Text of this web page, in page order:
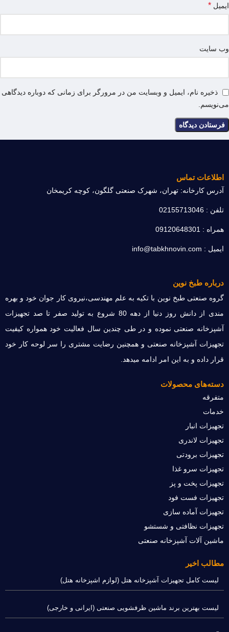
ایمیل *
وب‌ سایت
ذخیره نام، ایمیل و وبسایت من در مرورگر برای زمانی که دوباره دیدگاهی
می‌نویسم.
اطلاعات تماس
آدرس کارخانه: تهران، شهرک صنعتی گلگون، کوچه کریمخان
تلفن : 02155713046
همراه : 09120648301
ایمیل : info@tabkhnovin.com
درباره طبخ نوین
گروه صنعتی طبخ نوین با تکیه به علم مهندسی،نیروی کار جوان خود و بهره
مندی از دانش روز دنیا از دهه 80 شروع به تولید صفر تا صد تجهیزات
آشپزخانه صنعتی نموده و در طی چندین سال فعالیت خود همواره کیفیت
تجهیزات آشپزخانه صنعتی و همچنین رضایت مشتری را سر لوحه کار خود
قرار داده و به این امر ادامه میدهد.
دسته‌های محصولات
متفرقه
خدمات
تجهیزات انبار
تجهیزات لاندری
تجهیزات برودتی
تجهیزات سرو غذا
تجهیزات پخت و پز
تجهیزات فست فود
تجهیزات آماده سازی
تجهیزات نظافتی و شستشو
ماشین آلات آشپزخانه صنعتی
مطالب اخیر
لیست کامل تجهیزات آشپزخانه هتل (لوازم اشپزخانه هتل)
لیست بهترین برند ماشین ظرفشویی صنعتی (ایرانی و خارجی)